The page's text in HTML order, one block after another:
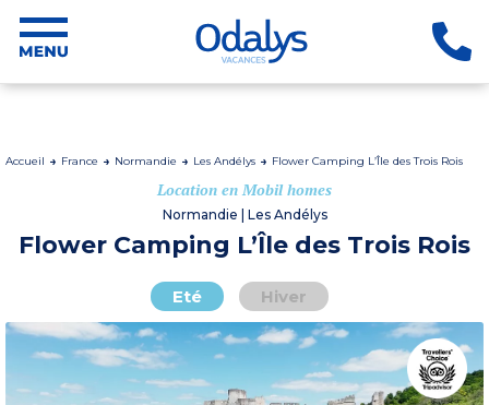
Accueil France Normandie Les Andélys Flower Camping L’Île des Trois Rois
Location en Mobil homes
Normandie | Les Andélys
Flower Camping L’Île des Trois Rois
Eté Hiver